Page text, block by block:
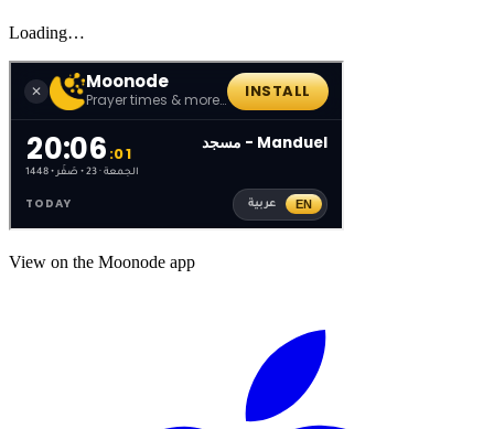
Loading…
View on the Moonode app